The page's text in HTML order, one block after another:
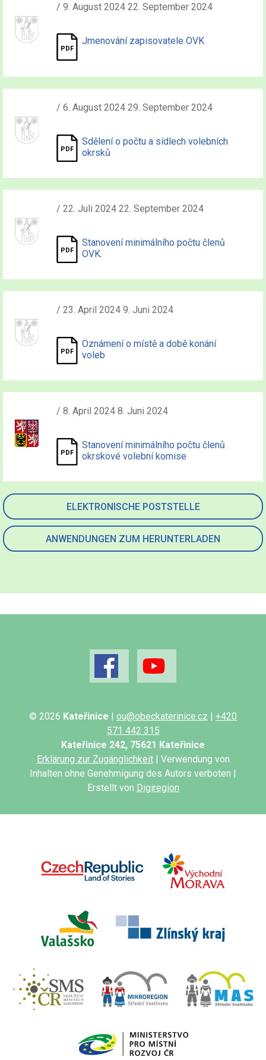
ELEKTRONISCHE POSTSTELLE
ANWENDUNGEN ZUM HERUNTERLADEN
/ 9. August 2024 22. September 2024
Jmenování zapisovatele OVK
/ 6. August 2024 29. September 2024
Sdělení o počtu a sídlech volebních
okrsků
/ 22. Juli 2024 22. September 2024
Stanovení minimálního počtu členů
OVK.
/ 23. April 2024 9. Juni 2024
Oznámení o místě a době konání
voleb
/ 8. April 2024 8. Juni 2024
Stanovení minimálního počtu členů
okrskové volební komise
© 2026 Kateřinice | ou@obeckaterinice.cz | +420
571 442 315
Kateřinice 242, 75621 Kateřinice
Erklärung zur Zugänglichkeit| Verwendung von
Inhalten ohne Genehmigung des Autors verboten |
Erstellt von Digiregion